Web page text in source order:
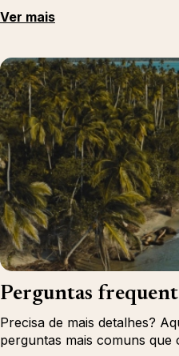
Ver mais
Perguntas
Precisa de mais detalhes?
perguntas mais comuns que